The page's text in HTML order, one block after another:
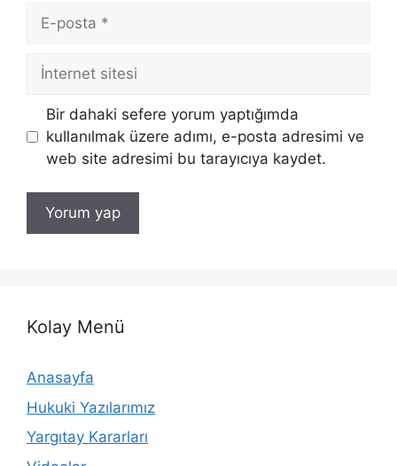
posta
İnternet
sitesi
Bir dahaki sefere yorum yaptığımda
kullanılmak üzere adımı, e-posta adresimi ve
web site adresimi bu tarayıcıya kaydet.
Kolay Menü
Anasayfa
Hukuki Yazılarımız
Yargıtay Kararları